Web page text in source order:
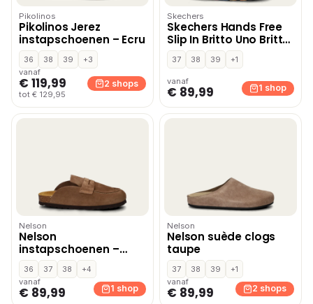
Pikolinos
Pikolinos Jerez
instapschoenen – Ecru
36 38 39
+3
vanaf
€ 119,99
tot € 129,95
2 shops
Skechers
Skechers Hands Free
Slip In Britto Uno Britto
Landscape
instapschoenen – Wit
37 38 39 +1
vanaf
€ 89,99 1 shop
Nelson
Nelson
instapschoenen –
Taupe
36 37 38
+4
vanaf
€ 89,99 1 shop
Nelson
Nelson suède clogs
taupe
37 38 39
+1
vanaf
€ 89,99 2 shops